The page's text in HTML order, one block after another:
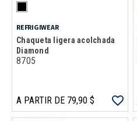
REFRIGIWEAR
Chaqueta ligera acolchada
Diamond
8705
A PARTIR DE 79,90 $